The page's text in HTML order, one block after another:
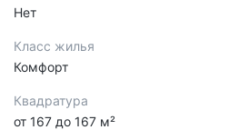
Нет
Класс жилья
Комфорт
Квадратура
от 167 до 167 м²